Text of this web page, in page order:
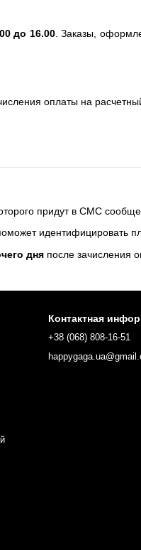
до 16.00. Заказы,
оплаты на
придут в СМС
идентифицировать
дня после зачисления
Контактная
+38 (068) 808-16-51